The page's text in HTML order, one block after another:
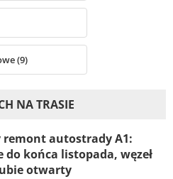
(9)
NA TRASIE
remont autostrady A1:
do końca listopada, węzeł
otwarty